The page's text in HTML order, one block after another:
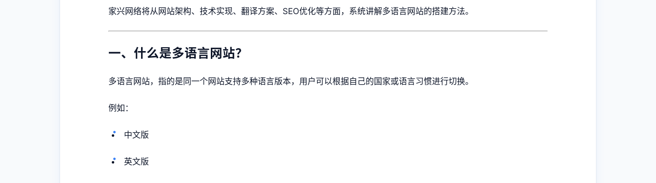
家兴网络将从网站架构、技术实现、翻译方案、SEO优化等方面，系统讲解多语言网站的搭建方法。
一、什么是多语言网站？
多语言网站，指的是同一个网站支持多种语言版本，用户可以根据自己的国家或语言习惯进行切换。
例如：
中文版
英文版